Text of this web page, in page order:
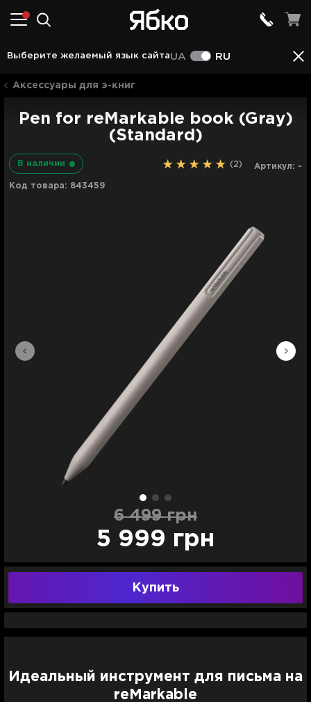
Выберите желаемый язык сайтаUA RU
Описание Характеристики Отзывы (2)
Аксессуары для э-книг
Pen for reMarkable book (Gray)
(Standard)
В наличии
Код товара: 843459
Артикул: -
(2)
6 499 грн
5 999 грн
Купить
Идеальный инструмент для письма на
reMarkable